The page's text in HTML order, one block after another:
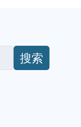
搜索